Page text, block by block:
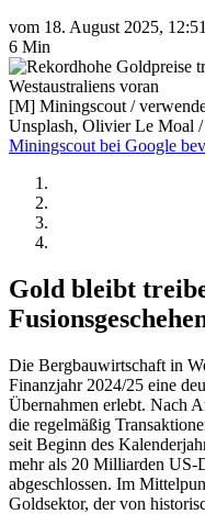
vom 18. August 2025,
6 Min
[M] Miningscout /
Unsplash, Olivier Le Moal
Miningscout bei Google
Gold bleibt
Die Bergbauwirtschaft in
Finanzjahr 2024/25 eine
Übernahmen erlebt. Nach
die regelmäßig
seit Beginn des
mehr als 20 Milliarden US-
abgeschlossen. Im
Goldsektor, der von